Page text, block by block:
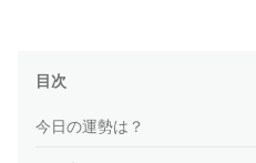
目次
今日の運勢は？